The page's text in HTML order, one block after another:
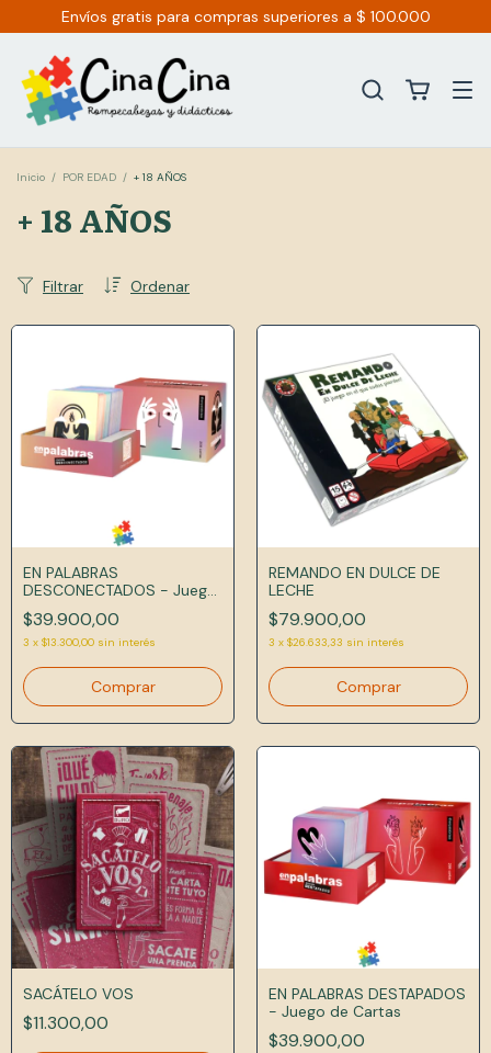
Envíos gratis para compras superiores a $ 100.000
Inicio / POR EDAD / + 18 AÑOS
+ 18 AÑOS
Ordenar
Filtrar
EN PALABRAS
DESCONECTADOS - Juego
de Cartas
$39.900,00
3 x $13.300,00 sin interés
REMANDO EN DULCE DE
LECHE
$79.900,00
3 x $26.633,33 sin interés
SACÁTELO VOS
$11.300,00
EN PALABRAS DESTAPADOS
- Juego de Cartas
$39.900,00